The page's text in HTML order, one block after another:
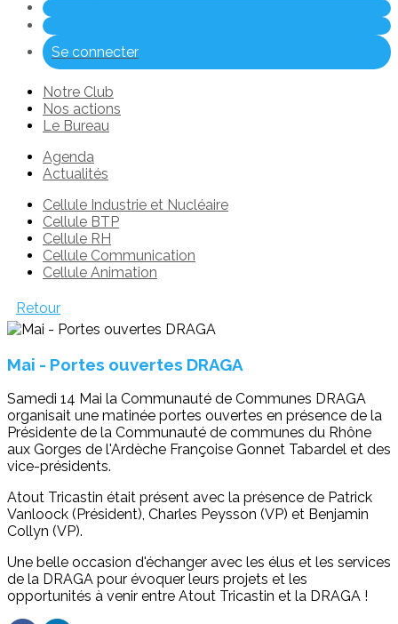
Se connecter
Notre Club
Nos actions
Le Bureau
Agenda
Actualités
Cellule Industrie et Nucléaire
Cellule BTP
Cellule RH
Cellule Communication
Cellule Animation
Retour
Mai - Portes ouvertes DRAGA
Samedi 14 Mai la Communauté de Communes DRAGA
organisait une matinée portes ouvertes en présence de la
Présidente de la Communauté de communes du Rhône
aux Gorges de l'Ardèche Françoise Gonnet Tabardel et des
vice-présidents.
Atout Tricastin était présent avec la présence de Patrick
Vanloock (Président), Charles Peysson (VP) et Benjamin
Collyn (VP).
Une belle occasion d'échanger avec les élus et les services
de la DRAGA pour évoquer leurs projets et les
opportunités à venir entre Atout Tricastin et la DRAGA !